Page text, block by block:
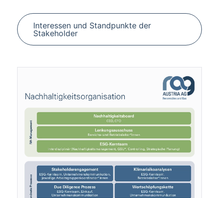
Interessen und Standpunkte der
Stakeholder